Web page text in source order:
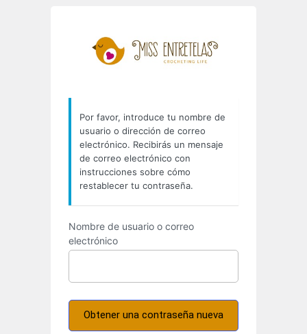
Por favor, introduce tu nombre de
usuario o dirección de correo
electrónico. Recibirás un mensaje
de correo electrónico con
instrucciones sobre cómo
restablecer tu contraseña.
Nombre de usuario o correo
electrónico